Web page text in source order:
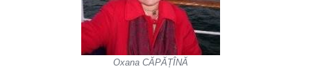
Oxana CĂPĂȚÎNĂ